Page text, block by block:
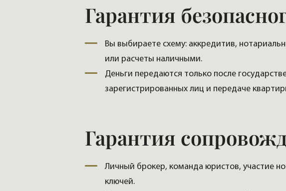
Гарантия
Вы выбираете схему: аккредитив,
или расчеты наличными.
Деньги передаются только после
зарегистрированных лиц и передаче
Гарантия
Личный брокер, команда юристов, участие
ключей.